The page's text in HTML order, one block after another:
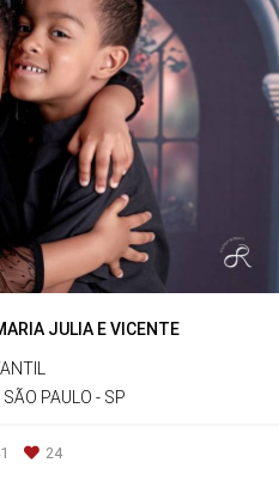
JULIA E VICENTE
PAULO - SP
24